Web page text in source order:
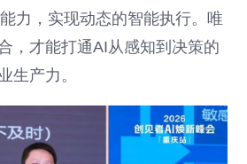
力，实现动态的智能执行。唯
，才能打通AI从感知到决策的
生产力。